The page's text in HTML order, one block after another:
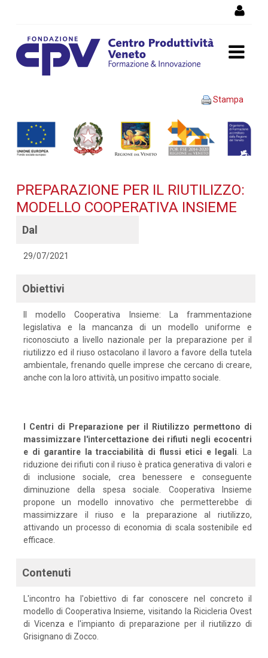
PREPARAZIONE PER IL
RIUTILIZZO: MODELLO
COOPERATIVA INSIEME -
formazione
Stampa
PREPARAZIONE PER IL RIUTILIZZO:
MODELLO COOPERATIVA INSIEME
Dal
29/07/2021
Obiettivi
Il modello Cooperativa Insieme: La frammentazione
legislativa e la mancanza di un modello uniforme e
riconosciuto a livello nazionale per la preparazione per il
riutilizzo ed il riuso ostacolano il lavoro a favore della tutela
ambientale, frenando quelle imprese che cercano di creare,
anche con la loro attività, un positivo impatto sociale.
I Centri di Preparazione per il Riutilizzo permettono di
massimizzare l'intercettazione dei rifiuti negli ecocentri
e di garantire la tracciabilità di flussi etici e legali. La
riduzione dei rifiuti con il riuso è pratica generativa di valori e
di inclusione sociale, crea benessere e conseguente
diminuzione della spesa sociale. Cooperativa Insieme
propone un modello innovativo che permetterebbe di
massimizzare il riuso e la preparazione al riutilizzo,
attivando un processo di economia di scala sostenibile ed
efficace.
Contenuti
L'incontro ha l'obiettivo di far conoscere nel concreto il
modello di Cooperativa Insieme, visitando la Ricicleria Ovest
di Vicenza e l'impianto di preparazione per il riutilizzo di
Grisignano di Zocco.